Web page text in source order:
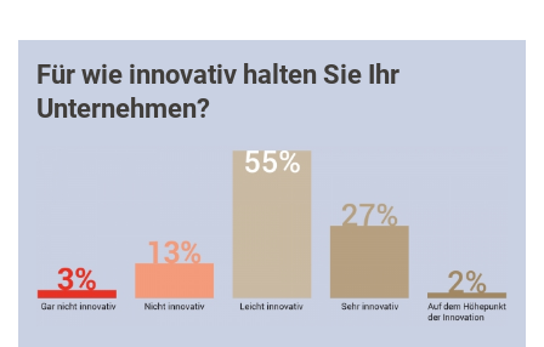
Für wie innovativ halten Sie Ihr
Unternehmen?